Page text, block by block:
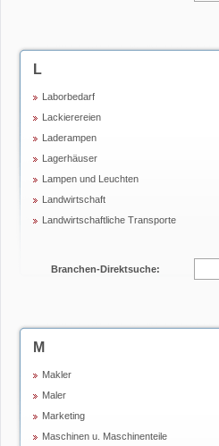
L
Laborbedarf
Lackierereien
Laderampen
Lagerhäuser
Lampen und Leuchten
Landwirtschaft
Landwirtschaftliche Transporte
Branchen-Direktsuche:
M
Makler
Maler
Marketing
Maschinen u. Maschinenteile